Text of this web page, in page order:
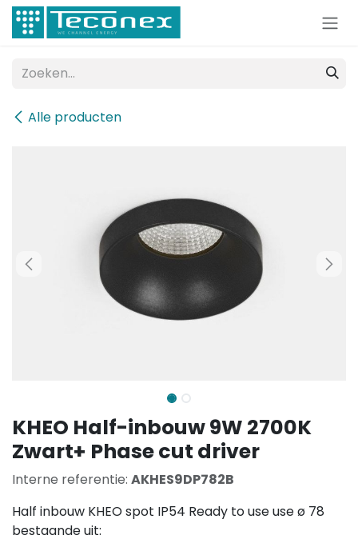
Overslaan naar inhoud
Alle producten
KHEO Half-inbouw 9W 2700K
Zwart+ Phase cut driver
Interne referentie: AKHES9DP782B
Half inbouw KHEO spot IP54 Ready to use use ø 78
bestaande uit: